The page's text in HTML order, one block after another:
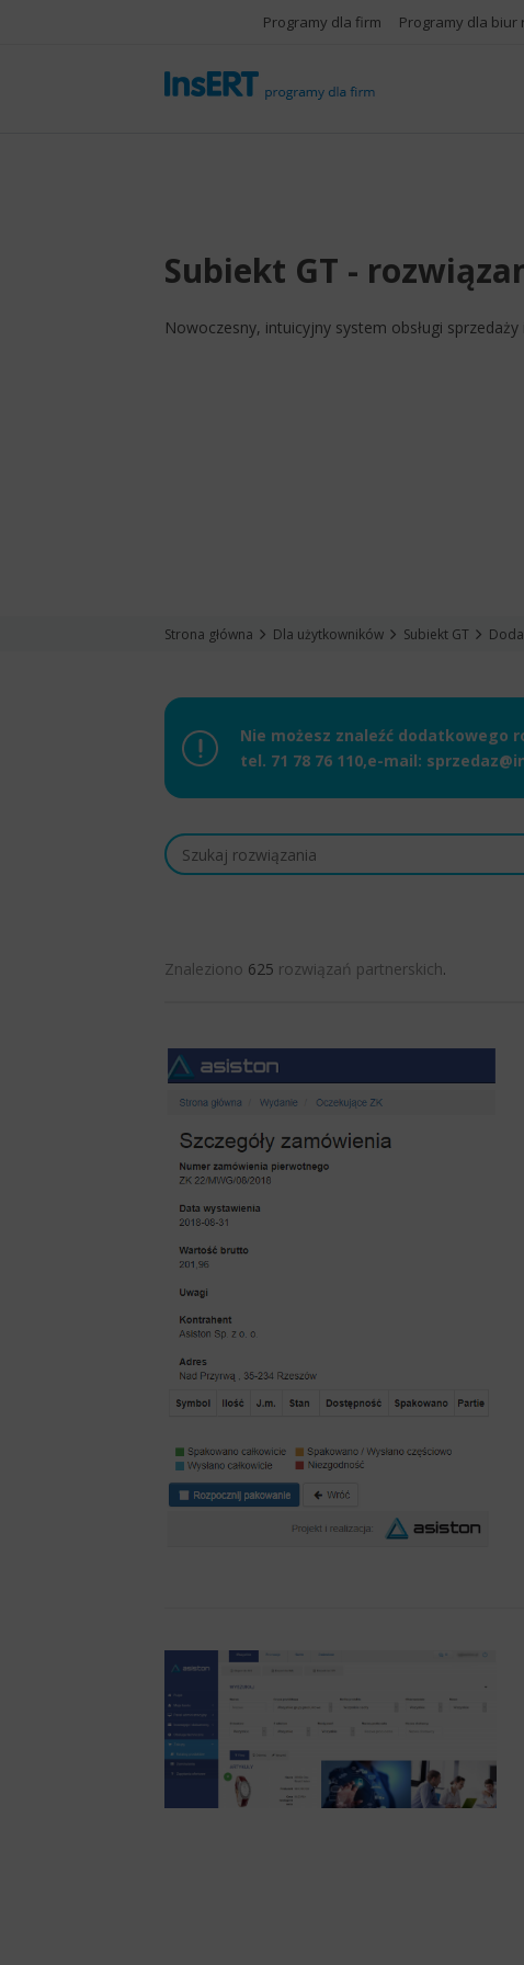
Programy dla firm Programy dla biur
Subiekt GT -
Nowoczesny, intuicyjny system obsługi
Strona główna Dla użytkowników Subiekt GT
Nie możesz znaleźć dodatkowego
tel. 71 78 76 110,e-mail:
Znaleziono 625 rozwiązań partnerskich.